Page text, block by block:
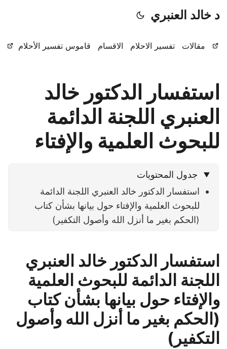
د خالد العنبري
مقالات تفسير الاحلام الاقسام قاموس تفسير الأحلام
استفسار الدكتور خالد
العنبري اللجنة الدائمة
للبحوث العلمية والإفتاء
جدول المحتويات
استفسار الدكتور خالد العنبري اللجنة الدائمة
للبحوث العلمية والإفتاء حول بيانها بشأن كتاب
(الحكم بغير ما أنزل الله وأصول التكفير)
استفسار الدكتور خالد العنبري
اللجنة الدائمة للبحوث العلمية
والإفتاء حول بيانها بشأن كتاب
(الحكم بغير ما أنزل الله وأصول
التكفير)